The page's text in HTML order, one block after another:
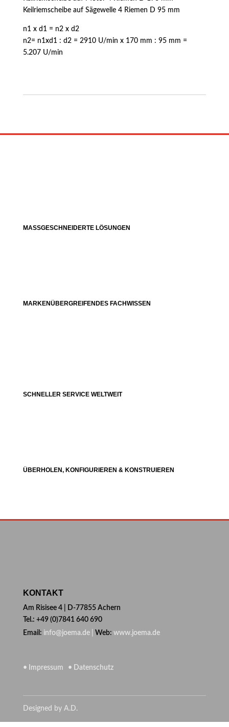
Keilriemscheibe auf Sägewelle 4 Riemen D 95 mm
n1 x d1 = n2 x d2
n2= n1xd1 : d2 = 2910 U/min x 170 mm : 95 mm =
5.207 U/min
MASSGESCHNEIDERTE LÖSUNGEN
MARKENÜBERGREIFENDES FACHWISSEN
SCHNELLER SERVICE WELTWEIT
ÜBERHOLEN, KONFIGURIEREN & KONSTRUIEREN
KONTAKT
Am Risisee 4 | D-77855 Achern
Tel.: +49 (0)7841 640 690
Email: info@joema.de | Web: www.joema.de
• Impressum • Datenschutz
Designed by A.D.